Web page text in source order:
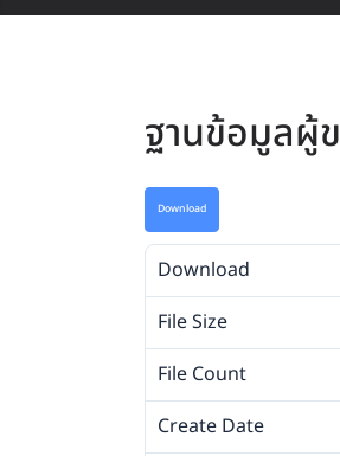
ฐานข้อมูลผู้
Download
Download
File Size
File Count
Create Date